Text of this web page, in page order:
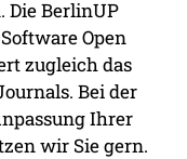
Die BerlinUP
Open
zugleich das
Bei der
Ihrer
wir Sie gern.